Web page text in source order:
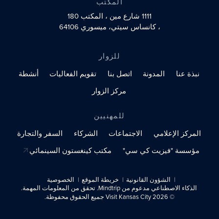
1111 شارع مين
، المكتب 180
، كانساس سيتي، ميسوري 64106
للزوار
نبذة عنا
المدونة اتصل بنا تقويم الفعاليات
أنشطة
مركز الزوار
للمهنيين
المركز الإعلامي
الاجتماعات الشركاء
السفر والتجارة
مؤسسة "فيزيت كي سي"
مكتب كينغستون السينمائي
الشؤون القانونية خريطة الموقع
الخصوصية
الذكاء الاصطناعي مدعوم من Mindtrip. تحقق من المعلومات المهمة.
© 2026 Visit Kansas City جميع الحقوق محفوظة.